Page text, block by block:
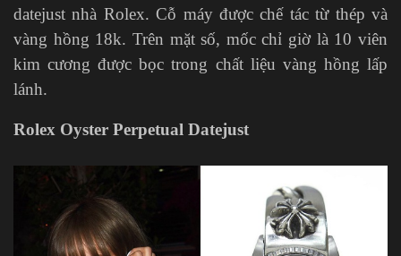
datejust nhà Rolex. Cỗ máy được chế tác từ thép và
vàng hồng 18k. Trên mặt số, mốc chỉ giờ là 10 viên
kim cương được bọc trong chất liệu vàng hồng lấp
lánh.
Rolex Oyster Perpetual Datejust